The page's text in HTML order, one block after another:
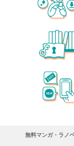
無料マンガ・ラノ